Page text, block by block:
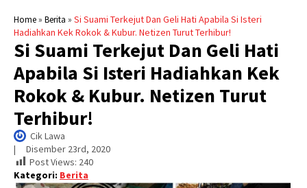
Home» Berita » Si Suami Terkejut Dan Geli Hati Apabila Si Isteri
Hadiahkan Kek Rokok & Kubur. Netizen Turut Terhibur!
Si Suami Terkejut Dan Geli Hati
Apabila Si Isteri Hadiahkan Kek
Rokok & Kubur. Netizen Turut
Terhibur!
Cik Lawa
| Disember 23rd, 2020
Post Views: 240
Kategori: Berita